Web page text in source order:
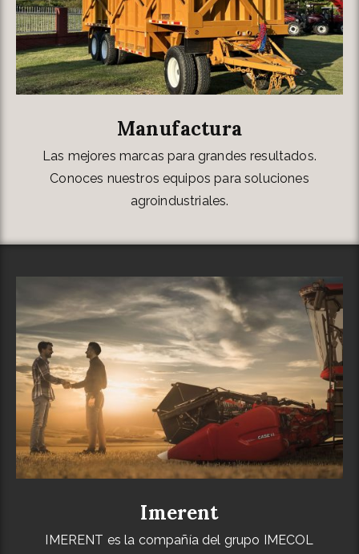
Manufactura
Las mejores marcas para grandes resultados.
Conoces nuestros equipos para soluciones
agroindustriales.
Imerent
IMERENT es la compañía del grupo IMECOL